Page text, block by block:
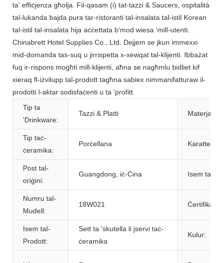
ta' effiċjenza għolja. Fil-qasam (i) tat-tazzi & Saucers, ospitalità
tal-lukanda bajda pura tar-ristoranti tal-insalata tal-istil Korean
tal-istil tal-insalata hija aċċettata b'mod wiesa 'mill-utenti.
Chinabrett Hotel Supplies Co., Ltd. Dejjem se jkun immexxi
mid-domanda tas-suq u jirrispetta x-xewqat tal-klijenti. Ibbażat
fuq ir-rispons mogħti mill-klijenti, aħna se nagħmlu bidliet kif
xieraq fl-iżvilupp tal-prodott tagħna sabiex nimmanifatturaw il-
prodotti l-aktar sodisfaċenti u ta 'profitt.
Tip ta
'Drinkware:
Tazzi & Platti Materjal:
Tip taċ-
ċeramika:
Porċellana
Post tal-
oriġini:
Guangdong, iċ-Ċina Isem tad-
Numru tal-
Mudell:
18W021
Isem tal-
Prodott:
Sett ta 'skutella li jservi taċ-
ċeramika
Kulur: